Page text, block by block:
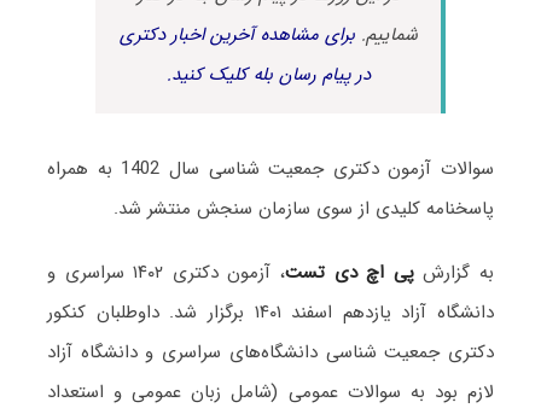
شماییم.برای مشاهده آخرین اخبار دکتری
در پیام رسان بله کلیک کنید.
سوالات آزمون دکتری جمعیت‌ شناسی سال 1402 به همراه
پاسخنامه کلیدی از سوی سازمان سنجش منتشر شد.
به گزارشپی اچ دی تست
، آزمون دکتری ۱۴۰۲ سراسری و
دانشگاه آزاد یازدهم اسفند ۱۴۰۱ برگزار شد. داوطلبان کنکور
دکتری جمعیت‌ شناسی دانشگاه‌های سراسری و دانشگاه آزاد
لازم بود به سوالات عمومی (شامل زبان عمومی و استعداد